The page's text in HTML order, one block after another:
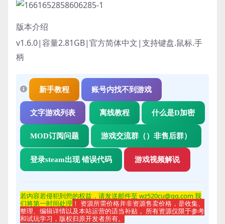
版本介绍
v1.6.0|容量2.81GB|官方简体中文|支持键盘.鼠标.手
柄
新手教程 账号内找不到游戏
文字游戏列表 离线教程 什么是D加密
MOD订阅问题 游戏交流群（）非售后群）
登录steam出现 错误代码 游戏视频解说
若内容若侵犯到您的权益，请发送邮件至 wz520cu@qq.com 我
们将第一时间处理 ！ 资源所需价格并非资源售卖价格，是收集、
整理、编辑详情以及本站运营的适当补贴， 所有资源仅限于参考
和试玩学习，版权归原开发者所有。